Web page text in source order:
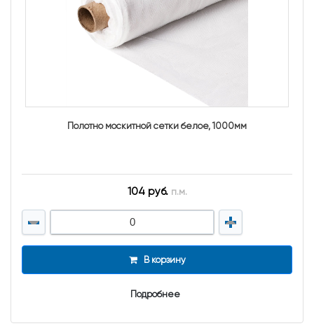
Полотно москитной сетки белое, 1000мм
104 руб. п.м.
В корзину
Подробнее